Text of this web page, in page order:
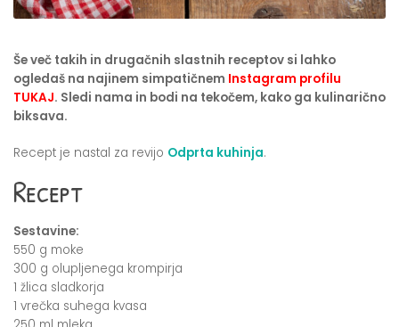
Še več takih in drugačnih slastnih receptov si lahko
ogledaš na najinem simpatičnem Instagram profilu
TUKAJ. Sledi nama in bodi na tekočem, kako ga kulinarično
biksava.
Recept je nastal za revijo Odprta kuhinja.
Recept
Sestavine:
550 g moke
300 g olupljenega krompirja
1 žlica sladkorja
1 vrečka suhega kvasa